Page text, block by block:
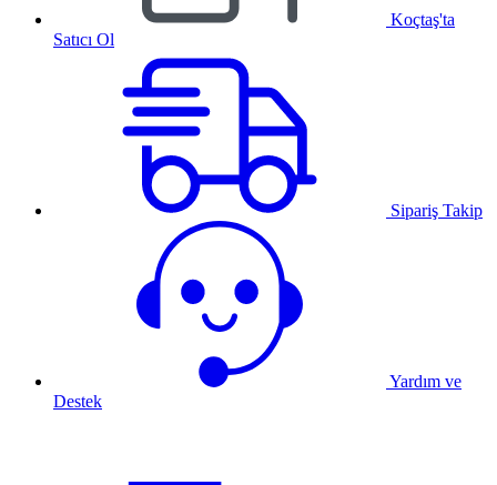
Koçtaş'ta
Satıcı Ol
Sipariş Takip
Yardım ve
Destek